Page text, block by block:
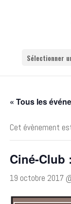
Sélectionner
« Tous les
Cet évènement
Ciné-Club
19 octobre 2017